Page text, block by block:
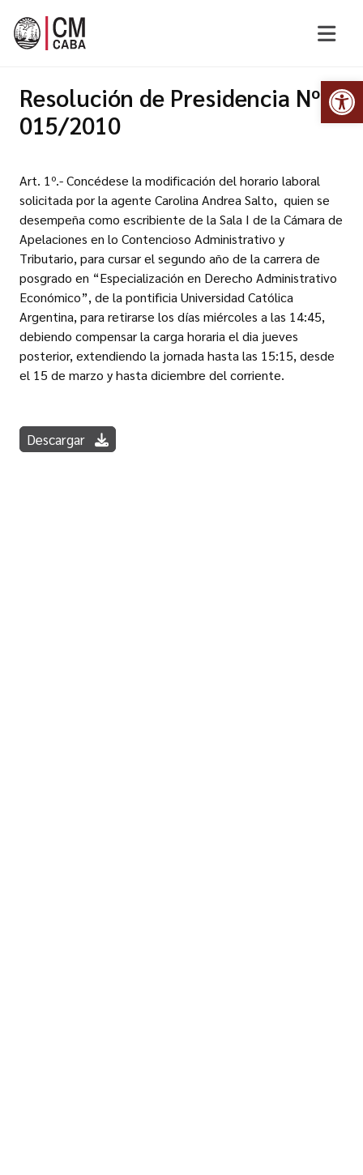
Resolución de Presidencia Nº
015/2010
Art. 1º.- Concédese la modificación del horario laboral
solicitada por la agente Carolina Andrea Salto, quien se
desempeña como escribiente de la Sala I de la Cámara de
Apelaciones en lo Contencioso Administrativo y
Tributario, para cursar el segundo año de la carrera de
posgrado en “Especialización en Derecho Administrativo
Económico”, de la pontificia Universidad Católica
Argentina, para retirarse los días miércoles a las 14:45,
debiendo compensar la carga horaria el dia jueves
posterior, extendiendo la jornada hasta las 15:15, desde
el 15 de marzo y hasta diciembre del corriente.
Descargar